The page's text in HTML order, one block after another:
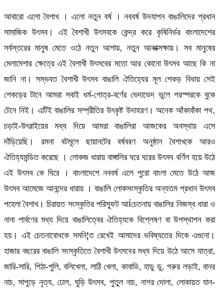
আবারো এলো বৈশাখ । এলো নতুন বর্ষ । নববর্ষ উদযাপন বাঙালিদের প্রধান
সামাজিক উৎসব। এই বৈশাখী উৎসবকে কেন্দ্র করে কৃষিনির্ভর বাংলাদেশের
সর্বস্তরের মানুষ মেতে ওঠে নতুন আশায়, নতুন আকাক্সক্ষায়। সব মানুষের
মেলামেশার ক্ষেত্রে এই বৈশাখী উৎসবের মতো আর কোনো উৎসব আছে কি না
জানি না। সম্ভবত বৈশাখী উৎসব বাঙালি ঐতিহ্যের মূল শেকড় বিধায় সেই
শেকড়ের টানে আমরা সবাই ধর্ম-গোত্র-বর্ণের ভেদাভেদ ভুলে পরস্পরকে বুকে
টেনে নিই। এটিই বাঙালির সম্প্রীতির উৎকৃষ্ট উদাহরণ। অনেক আঁকাবাঁকা পথ,
চড়াই-উৎরাইয়ের মধ্য দিয়ে আমরা বাঙালিরা আজকের অবস্থায় এসে
দাঁড়িয়েছি। রমনা বটমূলে ছায়ানটের বর্ষবরণ অনুষ্ঠান বৈশাখকে আরও
ঐতিহ্যমন্ডিত করেছে । লোকজ ধারায় বাঙ্গালির ঘরে ঘরের উৎসব বর্ণিল হয়ে উঠে
এই উৎসব কে ঘিরে । বাংলাদেশে নববর্ষ এলে পুরো বাংলা মেতে উঠে আজ
উৎসব আমেজে আনন্দের ধারায় । বাঙালি লোকসংস্কৃতির অন্যতম প্রধান উৎসব
পহেলা বৈশাখ। চিরায়ত সংস্কৃতির পরিস্ফূট আÍচেতনায় বাঙালির নিজস্ব ধারা ও
নানা পার্বণের মধ্য দিয়ে বাঙালিত্বের ঐতিহ্যকে বিশ্লেষণ বা উপস্থাপন করা
হয়। এই চেতনাবোধকে সমনি¦ত রেখেই আমাদের ভবিষ্যতের দিকে এগুনো।
হাজার বছরের বাঙালি সংস্কৃতিতে বৈশাখী উৎসবের মধ্য দিয়ে উঠে আসে যাত্রা,
জারি-সারি, পিঠা-পুলি, বলিখেলা, লাঠি খেলা, কাবাডি, হাডু ডু, গরুর লড়াই, বানর
নাচ, সাপুড়ে নৃত্য, ঢোল, ঘুড়ি উৎসব, পুতুল নাচ, নাগর দোলা, লোকায়ত যান-